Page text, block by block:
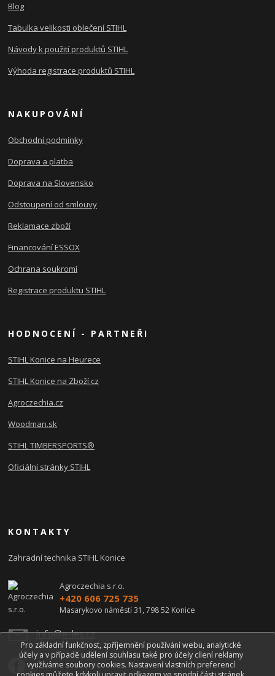
Blog
Tabulka velikosti oblečení STIHL
Návody k použití produktů STIHL
Výhoda registrace produktů STIHL
NAKUPOVÁNÍ
Obchodní podmínky
Doprava a platba
Doprava na Slovensko
Odstoupení od smlouvy
Reklamace zboží
Financování ESSOX
Ochrana soukromí
Registrace produktu STIHL
HODNOCENÍ - PARTNEŘI
STIHL Konice na Heurece
STIHL Konice na Zboží.cz
Agroczechia.cz
Woodman.sk
STIHL TIMBERSPORTS®
Oficiální stránky STIHL
KONTAKTY
Zahradní technika STIHL Konice
Agroczechia s.r.o.
+420 606 725 735
Masarykovo náměstí 31, 798 52 Konice
info@e-les.cz
Pro základní funkčnost, zpříjemnění používání webu, analytické
účely a v případě udělení souhlasu také pro účely cílení reklamy
využíváme soubory cookies. Nastavení vlastních preferencí